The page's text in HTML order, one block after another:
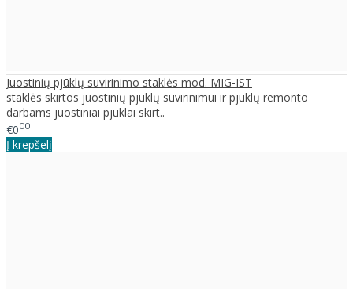
Juostinių pjūklų suvirinimo staklės mod. MIG-IST
staklės skirtos juostinių pjūklų suvirinimui ir pjūklų remonto
darbams juostiniai pjūklai skirt..
€000
Į krepšelį